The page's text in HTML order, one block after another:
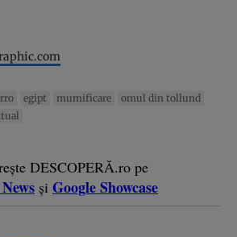
egipt mumificare
omul din tollund
DESCOPERĂ.ro pe
și Google Showcase